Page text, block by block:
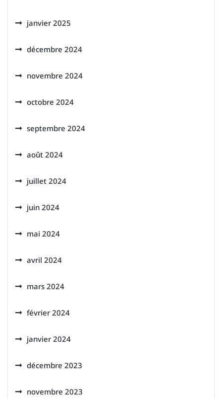
janvier 2025
décembre 2024
novembre 2024
octobre 2024
septembre 2024
août 2024
juillet 2024
juin 2024
mai 2024
avril 2024
mars 2024
février 2024
janvier 2024
décembre 2023
novembre 2023